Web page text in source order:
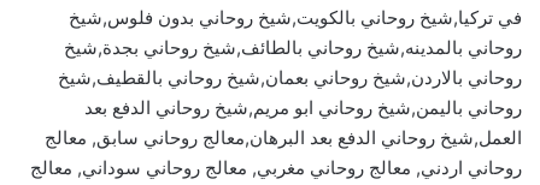
في تركيا,شيخ روحاني بالكويت,شيخ روحاني بدون فلوس,شيخ
روحاني بالمدينه,شيخ روحاني بالطائف,شيخ روحاني بجدة,شيخ
روحاني بالاردن,شيخ روحاني بعمان,شيخ روحاني بالقطيف,شيخ
روحاني باليمن,شيخ روحاني ابو مريم,شيخ روحاني الدفع بعد
العمل,شيخ روحاني الدفع بعد البرهان,معالج روحاني سابق, معالج
روحاني اردني, معالج روحاني مغربي, معالج روحاني سوداني, معالج